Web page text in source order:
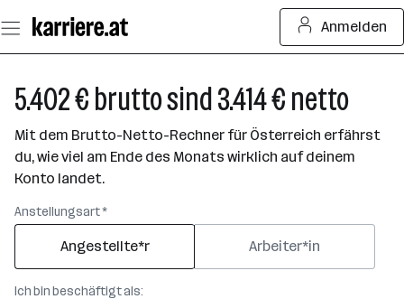
Seiteninhalt
springen
Anmelden
5.402 € brutto sind 3.414 € netto
Mit dem Brutto-Netto-Rechner für Österreich erfährst
du, wie viel am Ende des Monats wirklich auf deinem
Konto landet.
Anstellungsart *
Angestellte*r Arbeiter*in
Ich bin beschäftigt als: